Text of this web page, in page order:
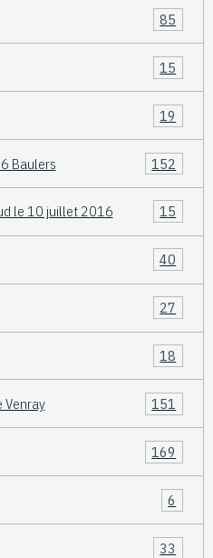
85
15
19
Baulers 152
le 10 juillet 2016 15
40
27
18
151
169
6
33